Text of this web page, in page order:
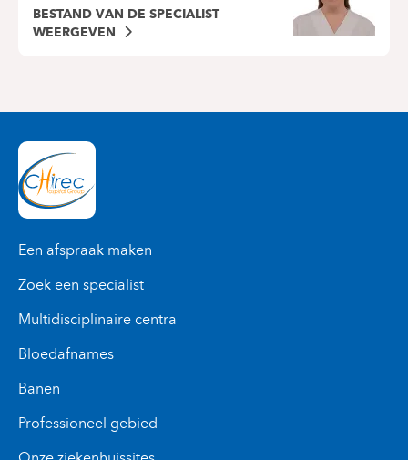
BESTAND VAN DE SPECIALIST
WEERGEVEN
Een afspraak maken
Zoek een specialist
Multidisciplinaire centra
Bloedafnames
Banen
Professioneel gebied